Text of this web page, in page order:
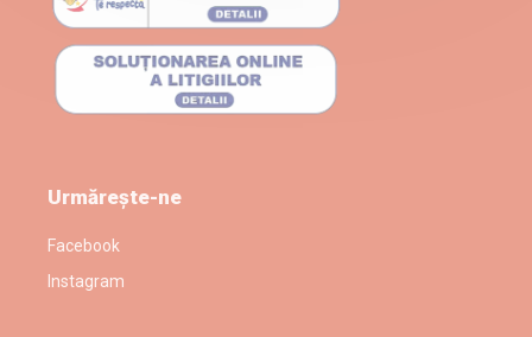
Urmărește-ne
Facebook
Instagram